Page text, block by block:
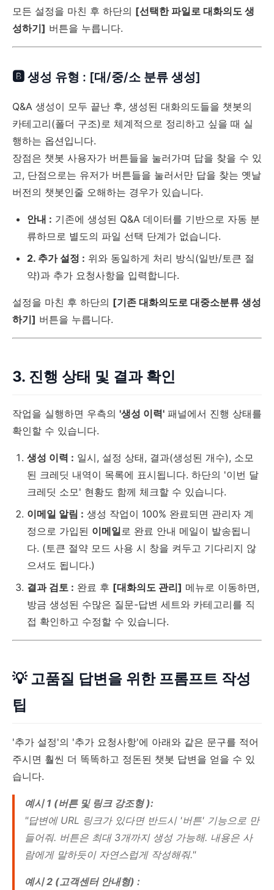
모든 설정을 마친 후 하단의 [선택한 파일로 대화의도 생
성하기] 버튼을 누릅니다.
🅱 생성 유형 : [대/중/소 분류 생성]
Q&A 생성이 모두 끝난 후, 생성된 대화의도들을 챗봇의
카테고리(폴더 구조)로 체계적으로 정리하고 싶을 때 실
행하는 옵션입니다.
장점은 챗봇 사용자가 버튼들을 눌러가며 답을 찾을 수 있
고, 단점으로는 유저가 버튼들을 눌러서만 답을 찾는 옛날
버전의 챗봇인줄 오해하는 경우가 있습니다.
안내 : 기존에 생성된 Q&A 데이터를 기반으로 자동 분
류하므로 별도의 파일 선택 단계가 없습니다.
2. 추가 설정 : 위와 동일하게 처리 방식(일반/토큰 절
약)과 추가 요청사항을 입력합니다.
설정을 마친 후 하단의 [기존 대화의도로 대중소분류 생성
하기] 버튼을 누릅니다.
3. 진행 상태 및 결과 확인
작업을 실행하면 우측의 '생성 이력' 패널에서 진행 상태를
확인할 수 있습니다.
생성 이력 : 일시, 설정 상태, 결과(생성된 개수), 소모
된 크레딧 내역이 목록에 표시됩니다. 하단의 '이번 달
크레딧 소모' 현황도 함께 체크할 수 있습니다.
이메일 알림 : 생성 작업이 100% 완료되면 관리자 계
정으로 가입된 이메일로 완료 안내 메일이 발송됩니
다. (토큰 절약 모드 사용 시 창을 켜두고 기다리지 않
으셔도 됩니다.)
결과 검토 : 완료 후 [대화의도 관리] 메뉴로 이동하면,
방금 생성된 수많은 질문-답변 세트와 카테고리를 직
접 확인하고 수정할 수 있습니다.
💡 고품질 답변을 위한 프롬프트 작성
팁
'추가 설정'의 '추가 요청사항'에 아래와 같은 문구를 적어
주시면 훨씬 더 똑똑하고 정돈된 챗봇 답변을 얻을 수 있
습니다.
예시 1 (버튼 및 링크 강조형 ):
"답변에 URL 링크가 있다면 반드시 '버튼' 기능으로 만
들어줘. 버튼은 최대 3개까지 생성 가능해. 내용은 사
람에게 말하듯이 자연스럽게 작성해줘."
예시 2 (고객센터 안내형) :